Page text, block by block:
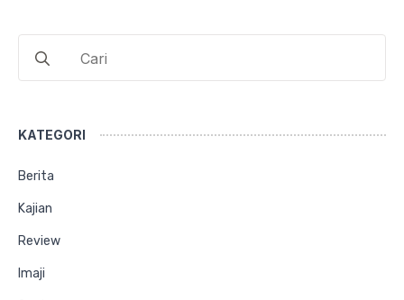
for:
KATEGORI
Berita
Kajian
Review
Imaji